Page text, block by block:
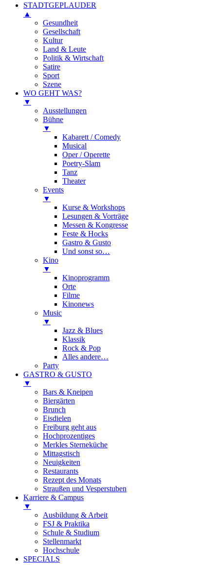
STADTGEPLAUDER
▲
Gesundheit
Gesellschaft
Kultur
Land & Leute
Politik & Wirtschaft
Satire
Sport
Szene
WO GEHT WAS?
▼
Ausstellungen
Bühne
▼
Kabarett / Comedy
Musical
Oper / Operette
Poetry-Slam
Tanz
Theater
Events
▼
Kurse & Workshops
Lesungen & Vorträge
Messen & Kongresse
Feste & Hocks
Gastro & Gusto
Und sonst so…
Kino
▼
Kinoprogramm
Orte
Filme
Kinonews
Music
▼
Jazz & Blues
Klassik
Rock & Pop
Alles andere…
Party
GASTRO & GUSTO
▼
Bars & Kneipen
Biergärten
Brunch
Eisdielen
Freiburg geht aus
Hochprozentiges
Merkles Sterneküche
Mittagstisch
Neuigkeiten
Restaurants
Rezept des Monats
Straußen und Vesperstuben
Karriere & Campus
▼
Ausbildung & Arbeit
FSJ & Praktika
Schule & Studium
Stellenmarkt
Hochschule
SPECIALS